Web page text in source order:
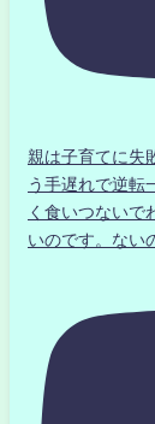
親は子育てに失
う手遅れで逆転
く食いつないで
いのです。ない